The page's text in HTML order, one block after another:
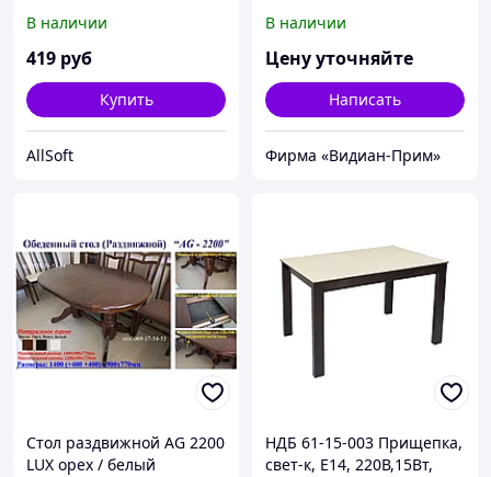
В наличии
419 руб
Купить
AllSoft
В наличии
Цену уточняйте
Написать
Фирма «Видиан-Прим»
Стол раздвижной AG 2200
LUX орех / белый
НДБ 61-15-003 Прищепка,
свет-к, Е14, 220В,15Вт,